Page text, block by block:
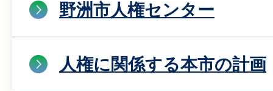
野洲市人権センター
人権に関係する本市の計画